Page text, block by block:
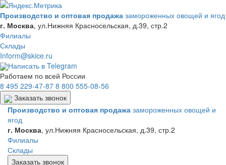
Производство и оптовая продажа замороженных овощей и ягод
г. Москва, ул.Нижняя Красносельская, д.39, стр.2
Филиалы
Склады
Inform@skice.ru
Написать в Telegram
Работаем по всей России
8 495 229-47-87 8 800 555-08-56
Заказать звонок
Производство и оптовая продажа замороженных овощей и
ягод
г. Москва, ул.Нижняя Красносельская, д.39, стр.2
Филиалы
Склады
Заказать звонок